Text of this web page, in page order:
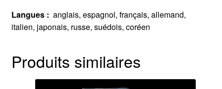
Langues : anglais, espagnol, français, allemand,
italien, japonais, russe, suédois, coréen
Produits similaires